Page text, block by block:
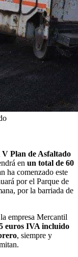
Plan de Asfaltado
en un total de 60
ha comenzado este
por el Parque de
por la barriada de
empresa Mercantil
euros IVA incluido
, siempre y